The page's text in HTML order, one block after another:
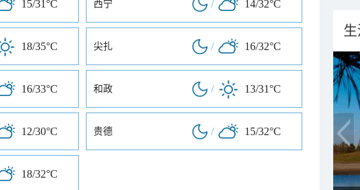
15/31°C 西宁 / 14/32°C
18/35°C 尖扎 / 16/32°C
16/33°C 和政 / 13/31°C
12/30°C 贵德 / 15/32°C
18/32°C